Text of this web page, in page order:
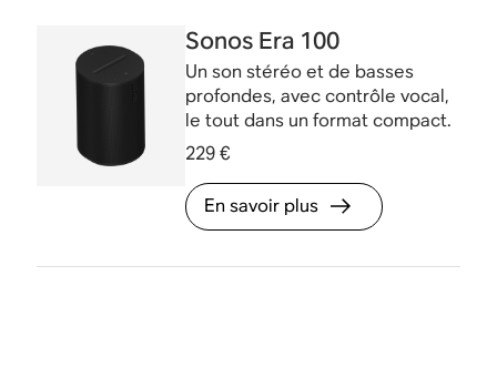
Sonos Era 100
Un son stéréo et de basses
profondes, avec contrôle vocal,
le tout dans un format compact.
229 €
En savoir plus